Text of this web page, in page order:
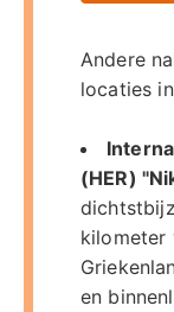
Andere
locaties
(HER)
kilometer
en